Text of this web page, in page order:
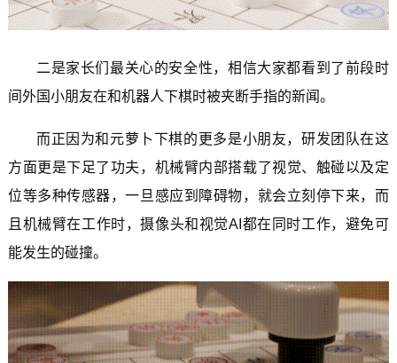
二是家长们最关心的安全性，相信大家都看到了前段时
间外国小朋友在和机器人下棋时被夹断手指的新闻。
而正因为和元萝卜下棋的更多是小朋友，研发团队在这
方面更是下足了功夫，机械臂内部搭载了视觉、触碰以及定
位等多种传感器，一旦感应到障碍物，就会立刻停下来，而
且机械臂在工作时，摄像头和视觉AI都在同时工作，避免可
能发生的碰撞。